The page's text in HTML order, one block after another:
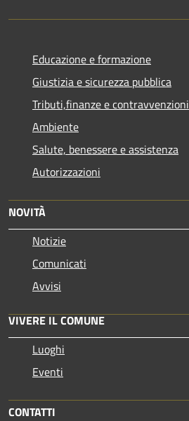
Educazione e formazione
Giustizia e sicurezza pubblica
Tributi,finanze e contravvenzioni
Ambiente
Salute, benessere e assistenza
Autorizzazioni
NOVITÀ
Notizie
Comunicati
Avvisi
VIVERE IL COMUNE
Luoghi
Eventi
CONTATTI